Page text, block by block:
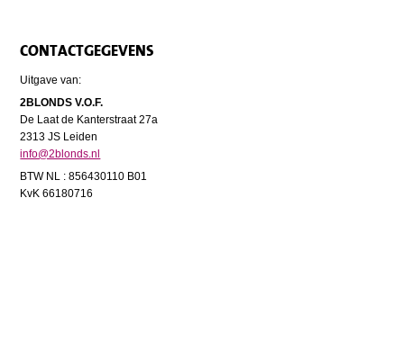
CONTACTGEGEVENS
Uitgave van:
2BLONDS V.O.F.
De Laat de Kanterstraat 27a
2313 JS Leiden
info@2blonds.nl
BTW NL : 856430110 B01
KvK 66180716